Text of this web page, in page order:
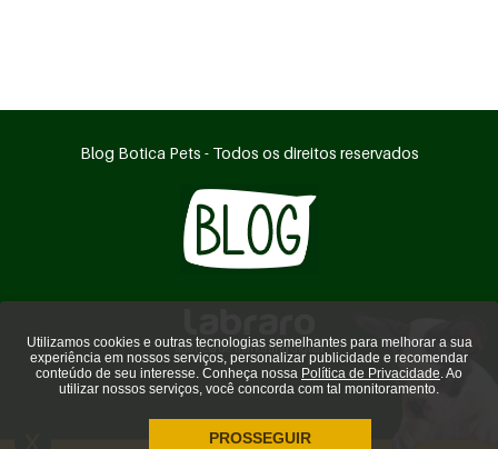
Blog Botica Pets - Todos os direitos reservados
agência de marketing digital
Utilizamos cookies e outras tecnologias semelhantes para melhorar a sua
experiência em nossos serviços, personalizar publicidade e recomendar
conteúdo de seu interesse. Conheça nossa Política de Privacidade. Ao
utilizar nossos serviços, você concorda com tal monitoramento.
PROSSEGUIR